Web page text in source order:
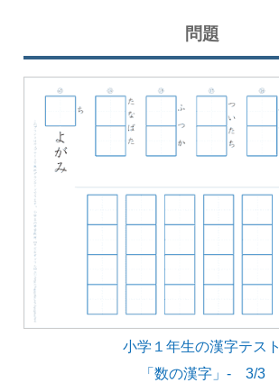
問題
小学１年生の漢字テスト
「数の漢字」- 3/3